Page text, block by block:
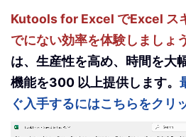
Kutools for Excel でExcel ス
でにない効率を体験しましょう
は、生産性を高め、時間を大
機能を300 以上提供します。
ぐ入手するにはこちらをクリ